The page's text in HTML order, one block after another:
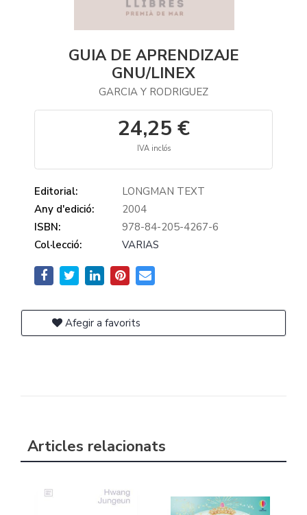
GUIA DE APRENDIZAJE
GNU/LINEX
GARCIA Y RODRIGUEZ
24,25 €
IVA inclós
Editorial:
LONGMAN TEXT
Any d'edició:
2004
ISBN:
978-84-205-4267-6
Col·lecció:
VARIAS
Afegir a favorits
Articles relacionats